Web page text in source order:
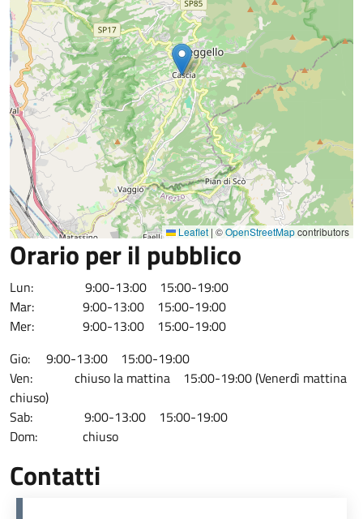
Leaflet | ©OpenStreetMapcontributors
Orario per il pubblico
Lun: 9:00-13:00 15:00-19:00
Mar: 9:00-13:00 15:00-19:00
Mer: 9:00-13:00 15:00-19:00
Gio: 9:00-13:00 15:00-19:00
Ven: chiuso la mattina 15:00-19:00 (Venerdì mattina
chiuso)
Sab: 9:00-13:00 15:00-19:00
Dom: chiuso
Contatti